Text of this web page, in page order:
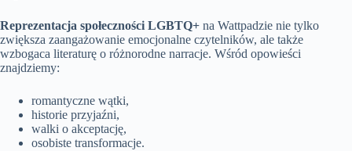
Reprezentacja społeczności LGBTQ+ na Wattpadzie nie tylko
zwiększa zaangażowanie emocjonalne czytelników, ale także
wzbogaca literaturę o różnorodne narracje. Wśród opowieści
znajdziemy:
romantyczne wątki,
historie przyjaźni,
walki o akceptację,
osobiste transformacje.